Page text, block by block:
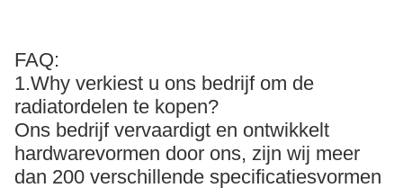
FAQ:
1.Why verkiest u ons bedrijf om de
radiatordelen te kopen?
Ons bedrijf vervaardigt en ontwikkelt
hardwarevormen door ons, zijn wij meer
dan 200 verschillende specificatiesvormen